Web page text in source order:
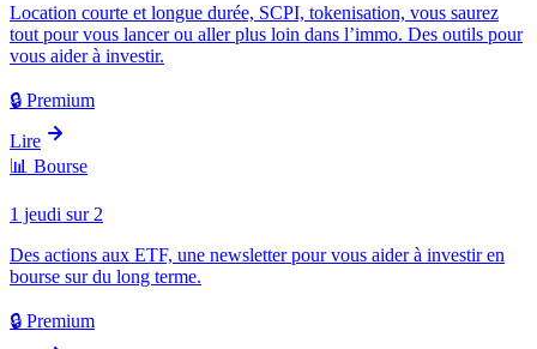
Location courte et longue durée, SCPI, tokenisation, vous saurez
tout pour vous lancer ou aller plus loin dans l’immo. Des outils pour
vous aider à investir.
🔒 Premium
Lire
📊 Bourse
1 jeudi sur 2
Des actions aux ETF, une newsletter pour vous aider à investir en
bourse sur du long terme.
🔒 Premium